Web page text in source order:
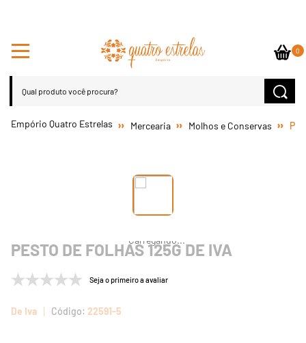
0
Mercearia Molhos e Conservas
PESTO DE FOLHAS 125G DE IVA
Seja o primeiro a avaliar
De Iva 22591-5